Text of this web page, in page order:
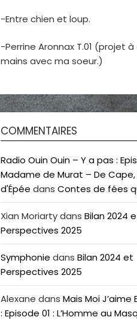
-Entre chien et loup.
-Perrine Aronnax T.01 (projet
mains avec ma soeur.)
COMMENTAIRES
Radio Ouin Ouin – Y a pas :
Madame de Murat – De
d'Épée dans Contes de fées
Xian Moriartydans Bilan 2024
Perspectives 2025
Symphonie dans Bilan 2024 et
Perspectives 2025
Alexane dans Mais Moi J’aime
: Episode 01 : L’Homme au